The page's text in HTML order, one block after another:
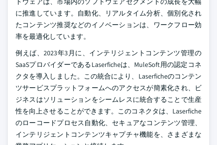
に推進しています。自動化、リアルタイム分析、個別化され
たコンテンツ推奨などのイノベーションは、ワークフロー効
率を最適化しています。
例えば、2023年3月に、インテリジェントコンテンツ管理の
SaaSプロバイダーであるLaserficheは、MuleSoft用の認定コネ
クタを導入しました。この統合により、Laserficheのコンテン
ツサービスプラットフォームへのアクセスが簡素化され、ビ
ジネスはソリューションをシームレスに統合することで生産
性を向上させることができます。このコネクタは、Laserfiche
のローコードプロセス自動化、セキュアなコンテンツ管理、
インテリジェントコンテンツキャプチャ機能を、さまざまな